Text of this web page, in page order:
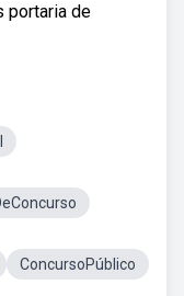
portaria de
ConcursoPúblico